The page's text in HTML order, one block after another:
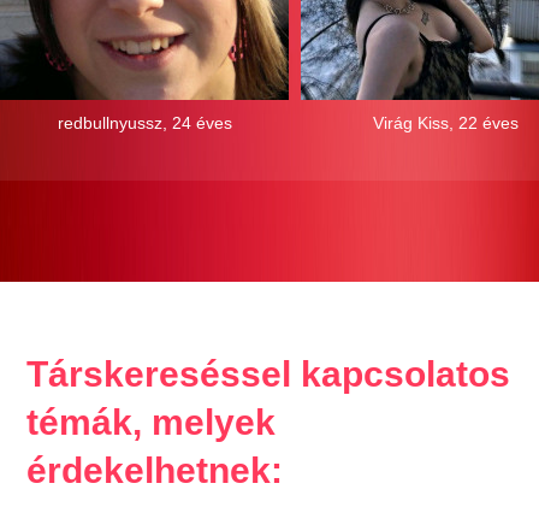
redbullnyussz, 24 éves Virág Kiss, 22 éves
Társkereséssel kapcsolatos
témák, melyek
érdekelhetnek: